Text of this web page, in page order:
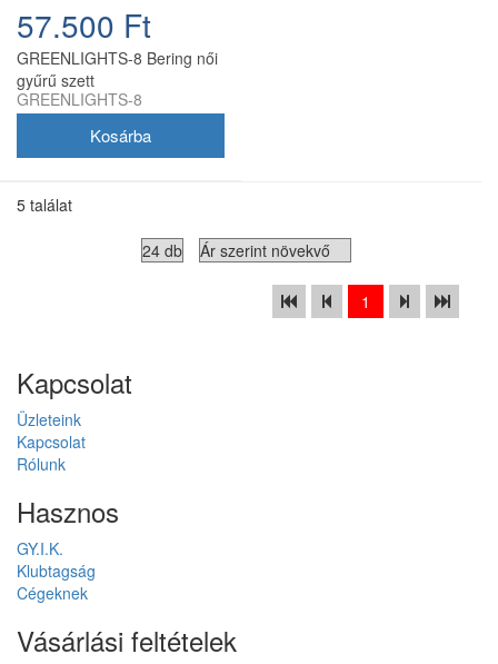
57.500 Ft
GREENLIGHTS-8 Bering női
gyűrű szett
GREENLIGHTS-8
5 találat
1
Kapcsolat
Üzleteink
Kapcsolat
Rólunk
Hasznos
GY.I.K.
Klubtagság
Cégeknek
Vásárlási feltételek